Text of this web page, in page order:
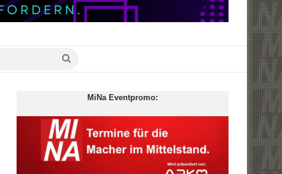
MiNa Eventpromo: